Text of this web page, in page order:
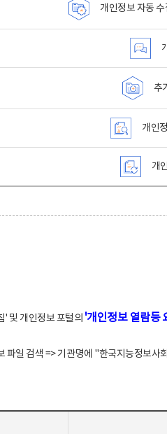
개인정보 자동
추
개인
개
' 및 개인정보 포털의 '개인정보 열람등
일 검색 => 기관명에 "한국지능정보사